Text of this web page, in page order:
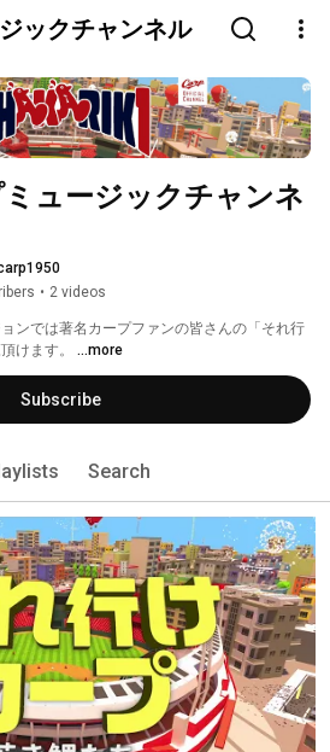
ックチャンネル
ュージックチャンネ
• 2 videos
ンでは著名カープファンの皆さんの「それ行
けます。 ...more
Subscribe
Search